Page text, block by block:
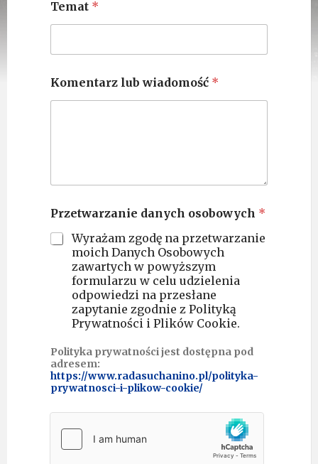
Temat *
Komentarz lub wiadomość *
w
i
a
s
o
b
o
Przetwarzanie danych osobowych *
Wyrażam zgodę na przetwarzanie
moich Danych Osobowych
zawartych w powyższym
formularzu w celu udzielenia
odpowiedzi na przesłane
zapytanie zgodnie z Polityką
Prywatności i Plików Cookie.
Polityka prywatności jest dostępna pod
adresem:
https://www.radasuchanino.pl/polityka-
prywatnosci-i-plikow-cookie/